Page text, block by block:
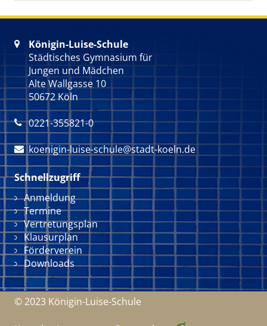

Königin-Luise-Schule
Städtisches Gymnasium für
Jungen und Mädchen
Alte Wallgasse 10
50672 Köln
 0221-355821-0
 koenigin-luise-schule@stadt-koeln.de
Schnellzugriff
Navigation überspringen
Anmeldung
Termine
Vertretungsplan
Klausurplan
Förderverein
Downloads
© 2023 Königin-Luise-Schule